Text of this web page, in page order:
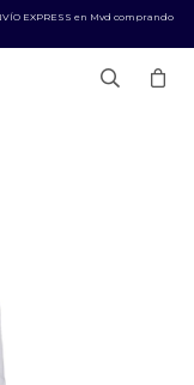
EXPRESS en Mvd comprando